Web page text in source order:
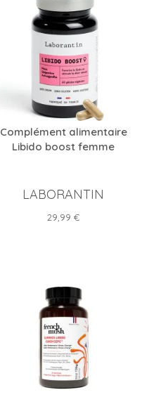
Complément alimentaire
Libido boost femme
LABORANTIN
Prix
29,99 €